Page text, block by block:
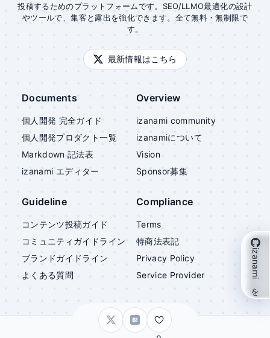
投稿するためのプラットフォームです。SEO/LLMO最適化の設計
やツールで、集客と露出を強化できます。全て無料・無制限で
す。
最新情報はこちら
Documents
個人開発 完全ガイド
個人開発プロダクト一覧
Markdown 記法表
izanami エディター
Overview
izanami community
izanamiについて
Vision
Sponsor募集
Guideline
コンテンツ投稿ガイド
コミュニティガイドライン
ブランドガイドライン
よくある質問
Compliance
Terms
特商法表記
Privacy Policy
Service Provider
izanami を支援